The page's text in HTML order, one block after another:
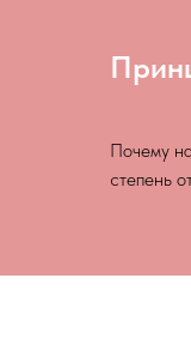
Почему
степень